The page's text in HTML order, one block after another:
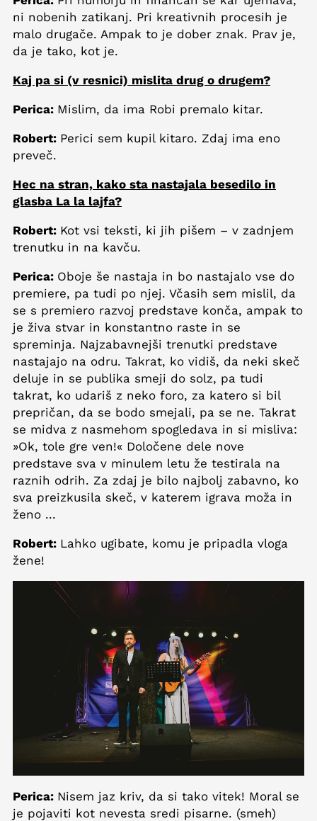
ni nobenih zatikanj. Pri kreativnih procesih je
malo drugače. Ampak to je dober znak. Prav je,
da je tako, kot je.
Kaj pa si (v resnici) mislita drug o drugem?
Perica: Mislim, da ima Robi premalo kitar.
Robert: Perici sem kupil kitaro. Zdaj ima eno
preveč.
Hec na stran, kako sta nastajala besedilo in
glasba La la lajfa?
Robert: Kot vsi teksti, ki jih pišem – v zadnjem
trenutku in na kavču.
Perica: Oboje še nastaja in bo nastajalo vse do
premiere, pa tudi po njej. Včasih sem mislil, da
se s premiero razvoj predstave konča, ampak to
je živa stvar in konstantno raste in se
spreminja. Najzabavnejši trenutki predstave
nastajajo na odru. Takrat, ko vidiš, da neki skeč
deluje in se publika smeji do solz, pa tudi
takrat, ko udariš z neko foro, za katero si bil
prepričan, da se bodo smejali, pa se ne. Takrat
se midva z nasmehom spogledava in si misliva:
»Ok, tole gre ven!« Določene dele nove
predstave sva v minulem letu že testirala na
raznih odrih. Za zdaj je bilo najbolj zabavno, ko
sva preizkusila skeč, v katerem igrava moža in
ženo ...
Robert: Lahko ugibate, komu je pripadla vloga
žene!
Perica: Nisem jaz kriv, da si tako vitek! Moral se
je pojaviti kot nevesta sredi pisarne. (smeh)